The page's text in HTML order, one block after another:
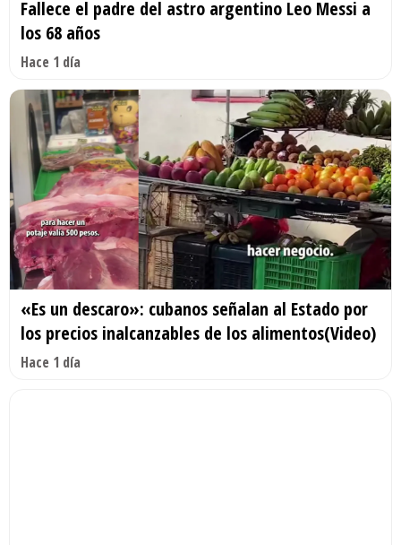
Fallece el padre del astro argentino Leo Messi a
los 68 años
Hace 1 día
«Es un descaro»: cubanos señalan al Estado por
los precios inalcanzables de los alimentos(Video)
Hace 1 día